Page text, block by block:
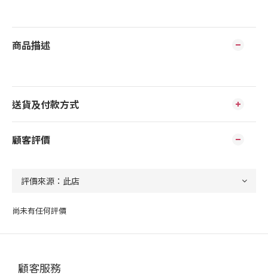
商品描述
送貨及付款方式
顧客評價
尚未有任何評價
顧客服務